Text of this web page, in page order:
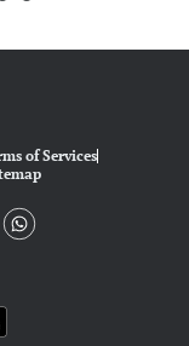
of Services